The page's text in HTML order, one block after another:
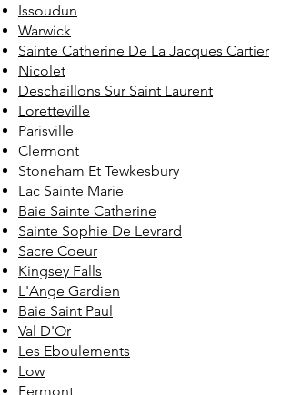
Issoudun
Warwick
Sainte Catherine De La Jacques Cartier
Nicolet
Deschaillons Sur Saint Laurent
Loretteville
Parisville
Clermont
Stoneham Et Tewkesbury
Lac Sainte Marie
Baie Sainte Catherine
Sainte Sophie De Levrard
Sacre Coeur
Kingsey Falls
L'Ange Gardien
Baie Saint Paul
Val D'Or
Les Eboulements
Low
Fermont